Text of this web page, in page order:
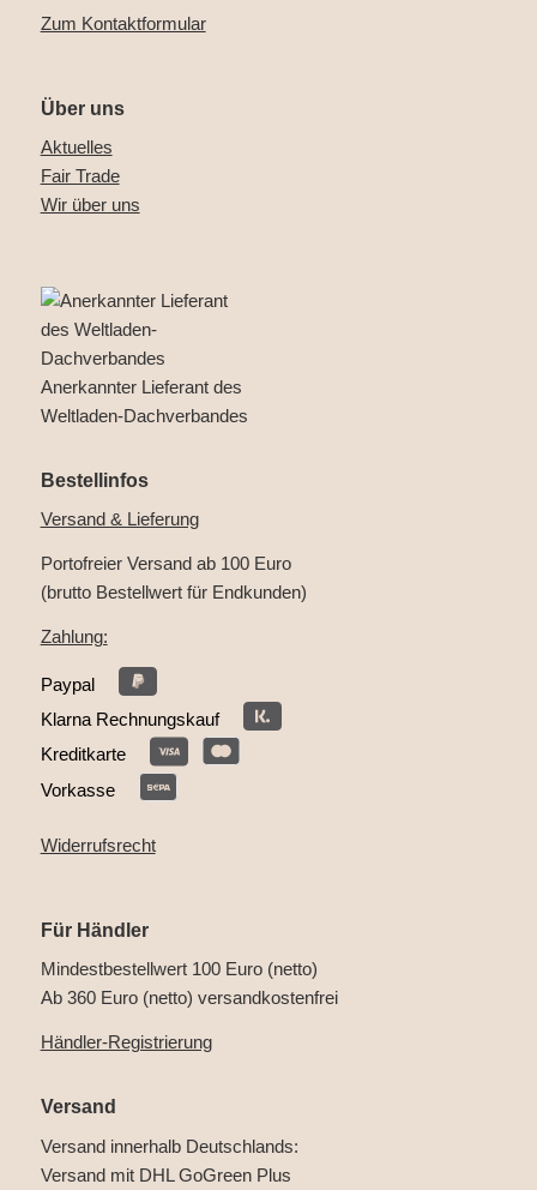
Zum Kontaktformular
Über uns
Aktuelles
Fair Trade
Wir über uns
Anerkannter Lieferant des
Weltladen-Dachverbandes
Bestellinfos
Versand & Lieferung
Portofreier Versand ab 100 Euro
(brutto Bestellwert für Endkunden)
Zahlung:
Paypal
Klarna Rechnungskauf
Kreditkarte
Vorkasse
Widerrufsrecht
Für Händler
Mindestbestellwert 100 Euro (netto)
Ab 360 Euro (netto) versandkostenfrei
Händler-Registrierung
Versand
Versand innerhalb Deutschlands:
Versand mit DHL GoGreen Plus